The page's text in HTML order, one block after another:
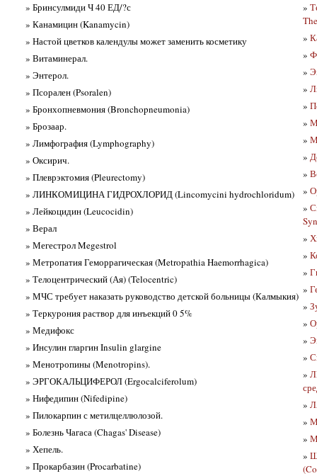
» Бринсулмиди Ч 40 ЕД/?с
» Канамицин (Kanamycin)
» Настой цветков календулы может заменить косметику
» Витаминерал.
» Энтерол.
» Псорален (Psoralen)
» Бронхопневмония (Bronchopneumonia)
» Брозаар.
» Лимфография (Lymphography)
» Оксирич.
» Плеврэктомия (Pleurectomy)
» ЛИНКОМИЦИНА ГИДРОХЛОРИД (Lincomycini hydrochloridum)
» Лейкоцидин (Leucocidin)
» Верал
» Мегестрол Megestrol
» Метропатия Геморрагическая (Metropathia Haemorrhagica)
» Телоцентрический (Ая) (Telocentric)
» МЧС требует наказать руководство детской больницы (Калмыкия)
» Теркурония раствор для инъекций 0 5%
» Медифокс
» Инсулин гларгин Insulin glargine
» Менотропины (Menotropins).
» ЭРГОКАЛЬЦИФЕРОЛ (Ergocalciferolum)
» Нифедипин (Nifedipine)
» Пилокарпин с метилцеллюлозой.
» Болезнь Чагаса (Chagas' Disease)
» Хепель.
» Прокарбазин (Procarbatine)
»
»
»
»
»
»
»
»
»
»
»
»
»
»
»
»
»
»
»
»
»
»
»
»
»